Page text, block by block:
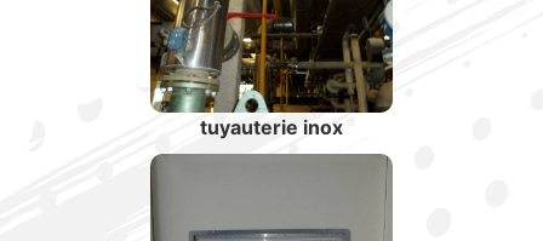
tuyauterie inox